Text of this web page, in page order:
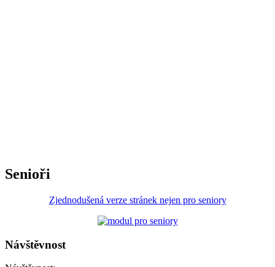
Senioři
Zjednodušená verze stránek nejen pro seniory
Návštěvnost